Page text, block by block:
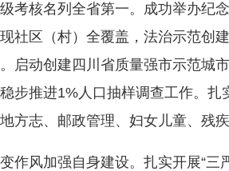
考核名列全省第一。成功举办纪
社区（村）全覆盖，法治示范创
启动创建四川省质量强市示范城
步推进1%人口抽样调查工作。
方志、邮政管理、妇女儿童、残
风加强自身建设。扎实开展“三